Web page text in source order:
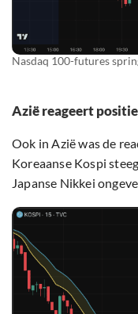
Nasdaq 100-futures
Azië reageert
Ook in Azië was de
Koreaanse Kospi
Japanse Nikkei